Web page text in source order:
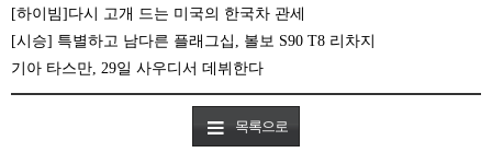
[하이빔]다시 고개 드는 미국의 한국차 관세
[시승] 특별하고 남다른 플래그십, 볼보 S90 T8 리차지
기아 타스만, 29일 사우디서 데뷔한다
목록으로